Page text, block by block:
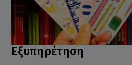
Εξυπηρέτηση